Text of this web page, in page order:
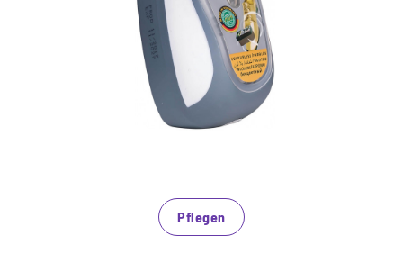
Eindruck
der Schwamm sorgt für Glanz auf Glattleder und
glatten Synthetikmaterialien
gesättigt mit pflegenden Inhaltsstoffen
Pflegen